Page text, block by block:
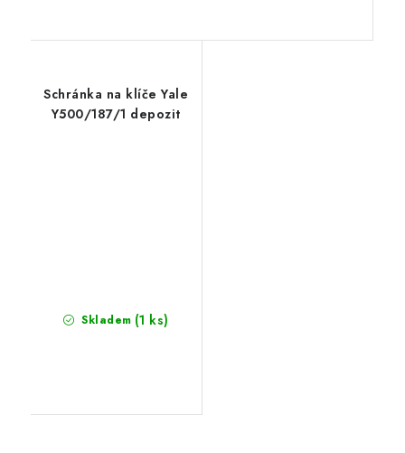
Schránka na klíče Yale
Y500/187/1 depozit
Skladem (1 ks)